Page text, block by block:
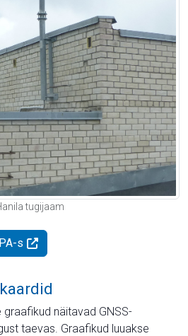
tugijaam
s
näitavad GNSS-
taevas. Graafikud luuakse